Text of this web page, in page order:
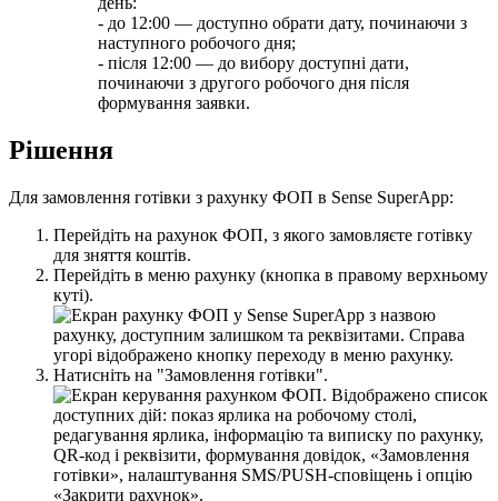
- до 12:00 — доступно обрати дату, починаючи з
наступного робочого дня;
- після 12:00 — до вибору доступні дати,
починаючи з другого робочого дня після
формування заявки.
Рішення
Для замовлення готівки з рахунку ФОП в Sense SuperApp:
Перейдіть на рахунок ФОП, з якого замовляєте готівку
для зняття коштів.
Перейдіть в меню рахунку (кнопка в правому верхньому
куті).
Натисніть на "Замовлення готівки".